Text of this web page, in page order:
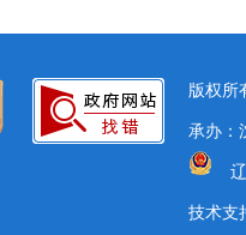
版权所
承办：
技术支